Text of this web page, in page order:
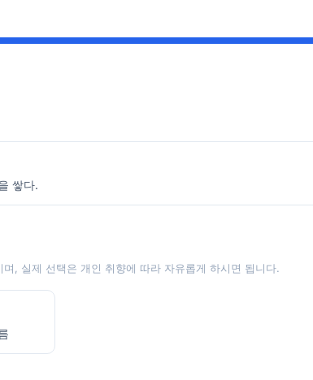
쌓다.
, 실제 선택은 개인 취향에 따라 자유롭게 하시면 됩니다.